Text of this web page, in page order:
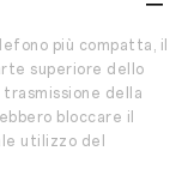
più compatta, il
superiore dello
della
bloccare il
utilizzo del